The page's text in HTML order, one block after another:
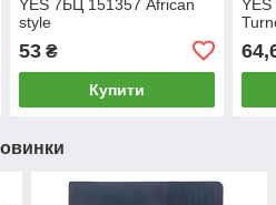
YES 7БЦ 151357 African
style
53₴
Купити
YES